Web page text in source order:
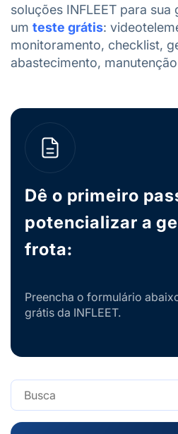
soluções INFLEET para
um teste grátis:
monitoramento, checklist,
abastecimento,
Dê o primeiro
potencializar a
frota:
Preencha o formulário
grátis da INFLEET.